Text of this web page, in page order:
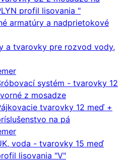
profil lisovania "
armatúry a nadprietokové
a tvarovky pre rozvod vody,
systém - tvarovky 12
z mosadze
tvarovky 12 meď +
na pá
voda - tvarovky 15 meď
lisovania "V"